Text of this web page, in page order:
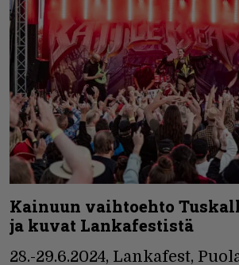
Kainuun vaihtoehto
ja kuvat Lankafestistä
28.­-29.6.2024, Lankafest,